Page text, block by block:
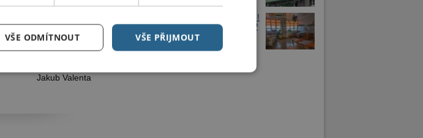
se divit, jak
protože bych
jeden z autorů
Jakub Valenta
První půlrok přinesl nárůst porodnosti!
Jak je na tom chrudimská porodnice?
VŠE PŘIJMOUT
VŠE ODMÍTNOUT